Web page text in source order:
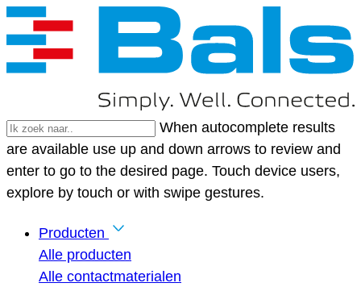
When autocomplete results
are available use up and down arrows to review and
enter to go to the desired page. Touch device users,
explore by touch or with swipe gestures.
Producten
Alle producten
Alle contactmaterialen